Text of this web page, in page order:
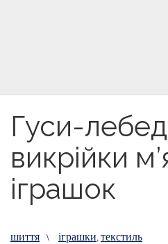
Гуси-
викрійки
іграшок
шиття \ іграшки,текстиль